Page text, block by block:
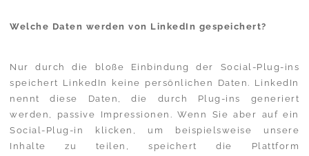
Welche Daten werden von LinkedIn gespeichert?
Nur durch die bloße Einbindung der Social-Plug-ins
speichert LinkedIn keine persönlichen Daten. LinkedIn
nennt diese Daten, die durch Plug-ins generiert
werden, passive Impressionen. Wenn Sie aber auf ein
Social-Plug-in klicken, um beispielsweise unsere
Inhalte zu teilen, speichert die Plattform